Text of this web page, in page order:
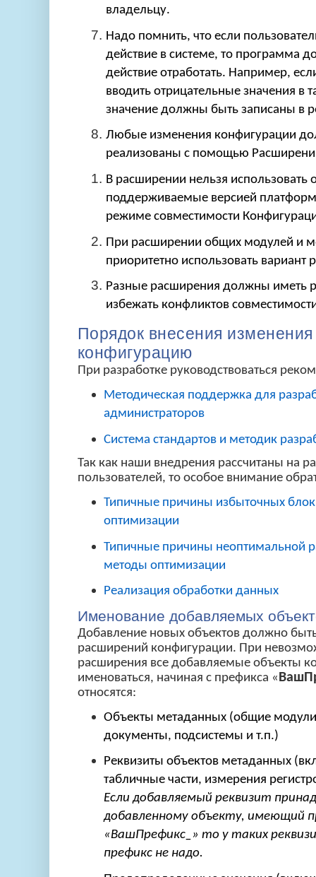
владельцу.
Надо помнить, что если
действие в системе, то программа
действие отработать. Например,
вводить отрицательные значения в
значение должны быть записаны в
Любые изменения конфигурации
реализованы с помощью
В расширении нельзя использовать
поддерживаемые версией
режиме совместимости
При расширении общих модулей и
приоритетно использовать
Разные расширения должны иметь
избежать конфликтов
Порядок внесения
конфигурацию
При разработке руководствоваться
Методическая поддержка для
администраторов
Система стандартов и методик
Так как наши внедрения рассчитаны на
пользователей, то особое внимание
Типичные причины избыточных
оптимизации
Типичные причины неоптимальной
методы оптимизации
Реализация обработки данных
Именование добавляемых
Добавление новых объектов должно
расширений конфигурации. При
расширения все добавляемые объекты
именоваться, начиная с префикса «
относятся:
Объекты метаданных (общие
документы, подсистемы и т.п.)
Реквизиты объектов метаданных
табличные части, измерения
Если добавляемый реквизит
добавленному объекту, имеющий
«ВашПрефикс_» то у таких
префикс не надо.